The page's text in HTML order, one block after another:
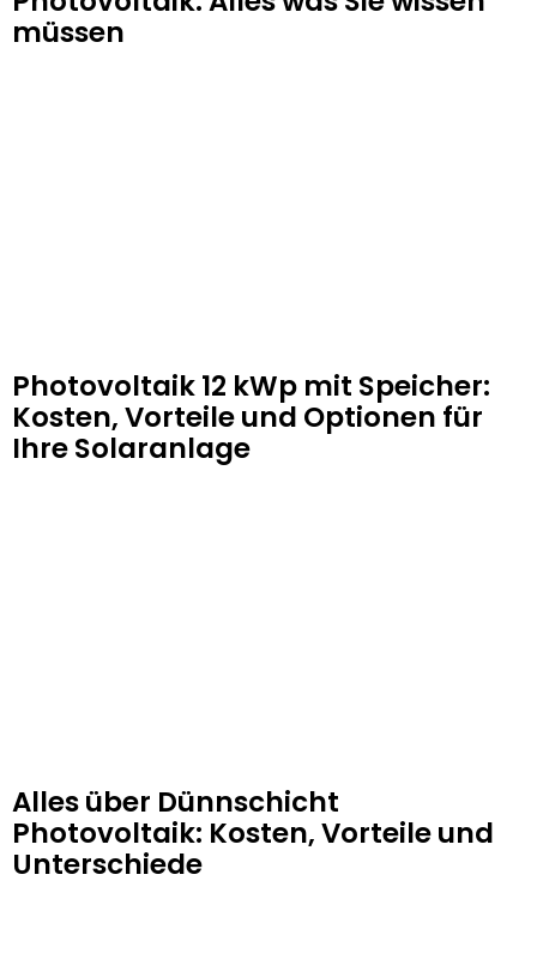
müssen
Photovoltaik 12 kWp mit Speicher:
Kosten, Vorteile und Optionen für
Ihre Solaranlage
Alles über Dünnschicht
Photovoltaik: Kosten, Vorteile und
Unterschiede